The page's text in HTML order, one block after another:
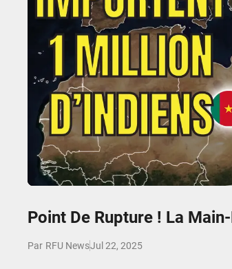
Play
Point De Rupture ! La
Par RFU NewsJul 22, 2025